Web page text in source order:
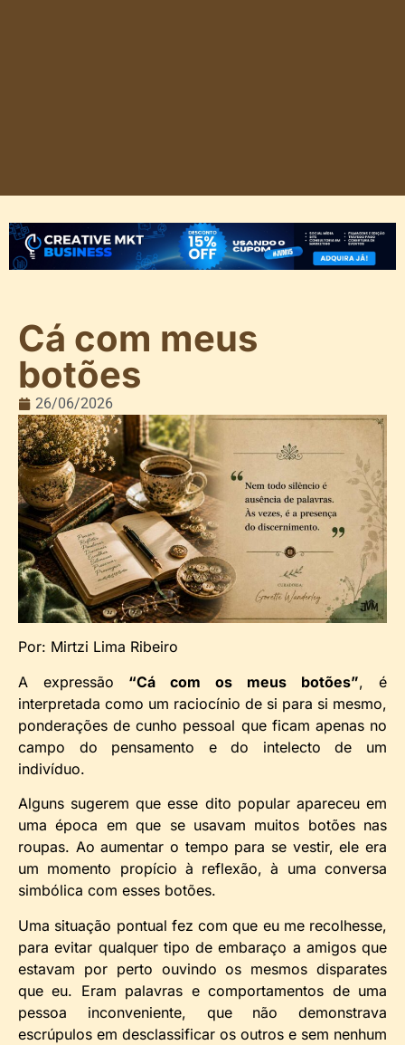
Cá com meus
botões
26/06/2026
Por: Mirtzi Lima Ribeiro
A expressão “Cá com os meus botões”, é
interpretada como um raciocínio de si para si mesmo,
ponderações de cunho pessoal que ficam apenas no
campo do pensamento e do intelecto de um
indivíduo.
Alguns sugerem que esse dito popular apareceu em
uma época em que se usavam muitos botões nas
roupas. Ao aumentar o tempo para se vestir, ele era
um momento propício à reflexão, à uma conversa
simbólica com esses botões.
Uma situação pontual fez com que eu me recolhesse,
para evitar qualquer tipo de embaraço a amigos que
estavam por perto ouvindo os mesmos disparates
que eu. Eram palavras e comportamentos de uma
pessoa inconveniente, que não demonstrava
escrúpulos em desclassificar os outros e sem nenhum